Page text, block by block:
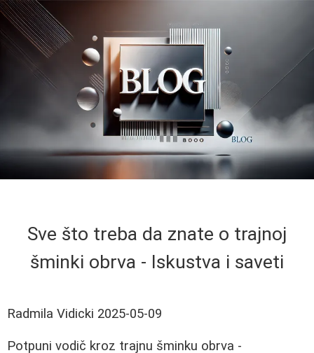
Sve što treba da znate o trajnoj
šminki obrva - Iskustva i saveti
Radmila Vidicki 2025-05-09
Potpuni vodič kroz trajnu šminku obrva -